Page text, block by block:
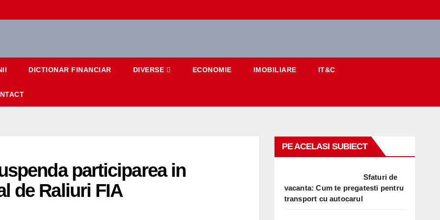
DICTIONAR FINANCIAR DIVERSE ECONOMIE IMOBILIARE IT&C
participarea in
de Raliuri FIA
PE ACELASI SUBIECT
Sfaturi de
vacanta: Cum te pregatesti pentru
transport cu autocarul